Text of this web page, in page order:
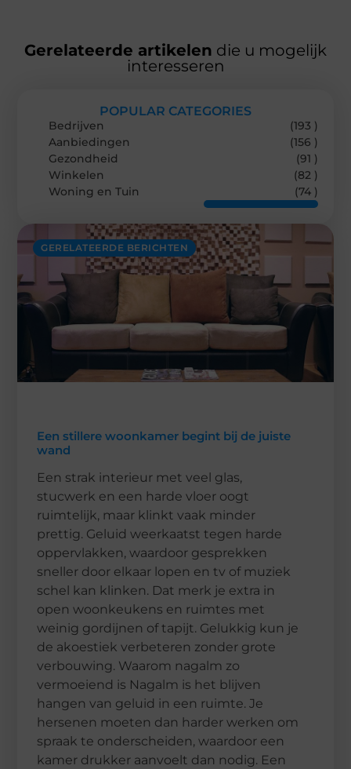
Gerelateerde artikelen die u mogelijk
interesseren
GERELATEERDE BERICHTEN
Een stillere woonkamer begint bij de juiste
wand
Een strak interieur met veel glas,
stucwerk en een harde vloer oogt
ruimtelijk, maar klinkt vaak minder
prettig. Geluid weerkaatst tegen harde
oppervlakken, waardoor gesprekken
sneller door elkaar lopen en tv of muziek
schel kan klinken. Dat merk je extra in
open woonkeukens en ruimtes met
weinig gordijnen of tapijt. Gelukkig kun je
de akoestiek verbeteren zonder grote
verbouwing. Waarom nagalm zo
vermoeiend is Nagalm is het blijven
hangen van geluid in een ruimte. Je
hersenen moeten dan harder werken om
spraak te onderscheiden, waardoor een
kamer drukker aanvoelt dan nodig. Een
POPULAR CATEGORIES
Bedrijven
(193 )
Aanbiedingen
(156 )
Gezondheid
(91 )
Winkelen
(82 )
Woning en Tuin
(74 )